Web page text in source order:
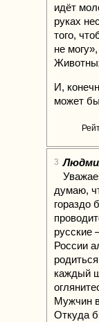
идёт
руках
того,
не
И,
может
3
думаю,
гораздо
русские
России
каждый
Мужчин в
Откуда